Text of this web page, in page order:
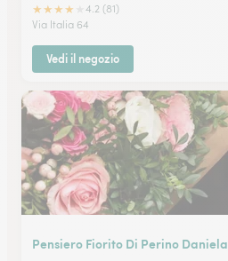
★★★★
4.2 (81)
Via Italia 64
Vedi il negozio
Pensiero Fiorito Di Perino Daniela